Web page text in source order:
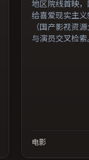
地区院线首映
给喜爱现实主义
（国产影视资
与演员交叉检索
电影